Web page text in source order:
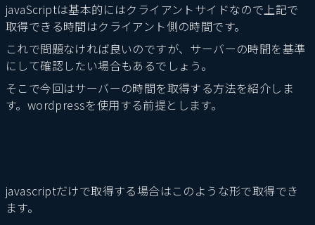
javaScriptは基本的にはクライアントサイドなので上記で
取得できる時間はクライアント側の時間です。
これで問題なければ良いのですが、サーバーの時間を基準
にして確認したい場合もあるでしょう。
そこで今回はサーバーの時間を取得する方法を紹介しま
す。wordpressを使用する前提とします。
javascriptだけで取得する場合はこのような形で取得でき
ます。